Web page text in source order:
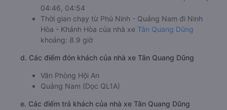
04:46, 04:54
Thời gian chạy từ Phú Ninh - Quảng Nam đi Ninh
Hòa - Khánh Hòa của nhà xe Tân Quang Dũng
khoảng: 8.9 giờ
d. Các điểm đón khách của nhà xe Tân Quang Dũng
Văn Phòng Hội An
Quảng Nam (Dọc QL1A)
e. Các điểm trả khách của nhà xe Tân Quang Dũng